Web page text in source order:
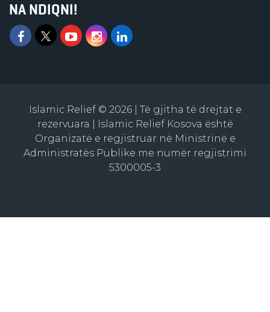
NA NDIQNI!
Islamic Relief © 2026 | Të gjitha të drejtat e
rezervuara | Islamic Relief Kosova është
Organizatë e regjistruar në Ministrinë e
Administratës Publike me numër regjistrimi
5300005-3